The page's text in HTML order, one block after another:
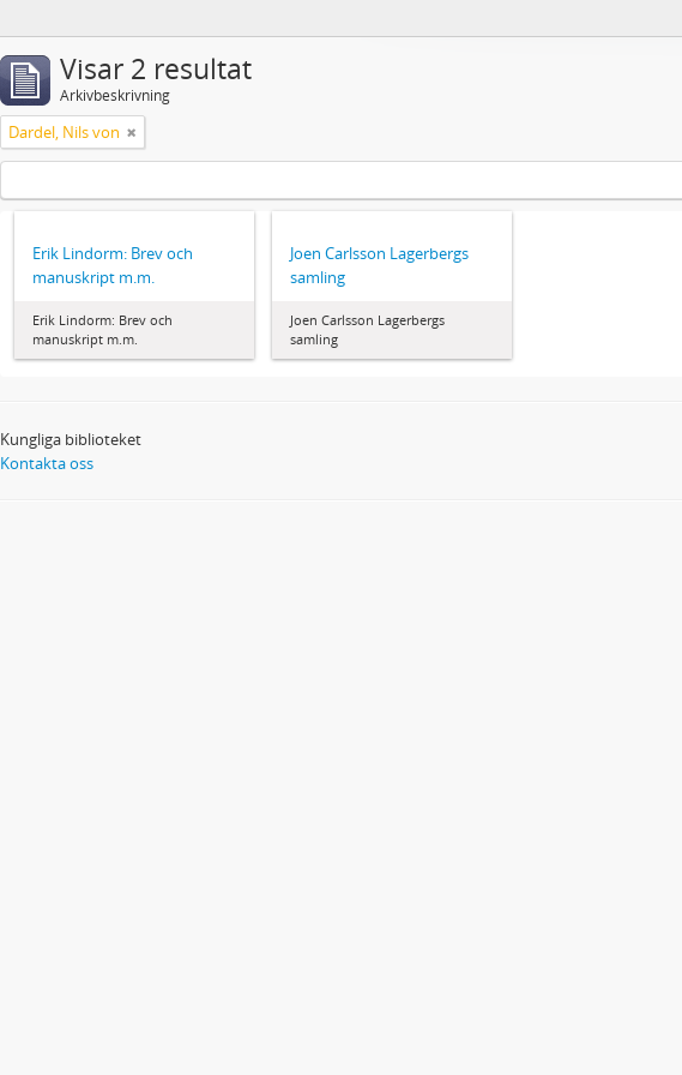
Visar 2 resultat
Arkivbeskrivning
Dardel, Nils von
Erik Lindorm: Brev och
manuskript m.m.
Erik Lindorm: Brev och
manuskript m.m.
Joen Carlsson Lagerbergs
samling
Joen Carlsson Lagerbergs
samling
Kungliga biblioteket
Kontakta oss